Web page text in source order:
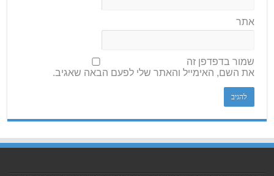
אתר
שמור בדפדפן זה
את השם, האימייל והאתר שלי לפעם הבאה שאגיב.